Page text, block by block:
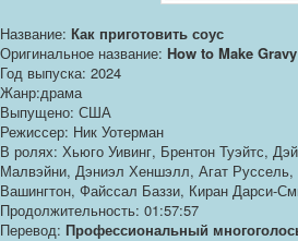
Название: Как приготовить соус
Оригинальное название: How to Make Gravy
Год выпуска: 2024
Жанр:драма
Выпущено: США
Режиссер: Ник Уотерман
В ролях: Хьюго Уивинг, Брентон Туэйтс,
Малвэйни, Дэниэл Хеншэлл, Агат
Вашингтон, Файссал Баззи, Киран Дарси-
Продолжительность: 01:57:57
Перевод: Профессиональный